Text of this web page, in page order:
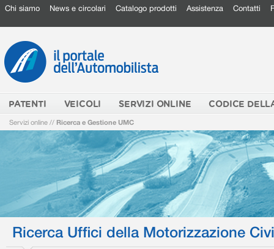
Chi siamo News e circolari Catalogo prodotti Assistenza Contatti
PATENTI VEICOLI SERVIZI ONLINE CODICE
Servizi online // Ricerca e Gestione UMC
Ricerca Uffici della Motorizzazione